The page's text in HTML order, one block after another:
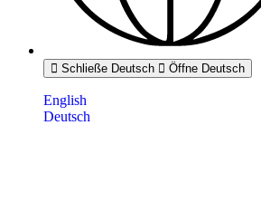
Schließe Deutsch Öffne Deutsch
English
Deutsch